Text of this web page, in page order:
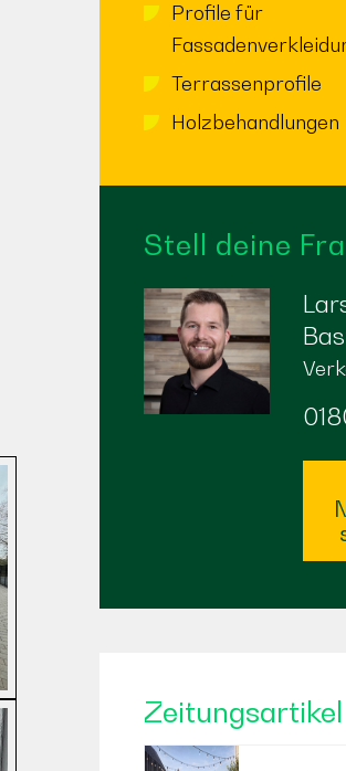
Profile für
Terrassenprofile
Holzbehandlungen
Stell deine
Zeitungsartikel